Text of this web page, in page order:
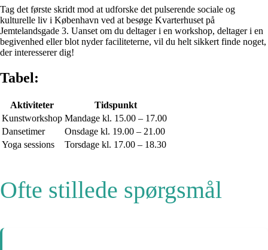
Tag det første skridt mod at udforske det pulserende sociale og
kulturelle liv i København ved at besøge Kvarterhuset på
Jemtelandsgade 3. Uanset om du deltager i en workshop, deltager i en
begivenhed eller blot nyder faciliteterne, vil du helt sikkert finde noget,
der interesserer dig!
Tabel:
Aktiviteter
Tidspunkt
Kunstworkshop Mandage kl. 15.00 – 17.00
Dansetimer
Onsdage kl. 19.00 – 21.00
Yoga sessions
Torsdage kl. 17.00 – 18.30
Ofte stillede spørgsmål